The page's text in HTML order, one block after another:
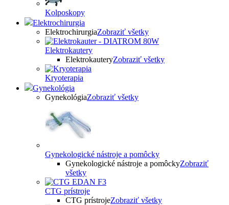
Kolposkopy
Elektrochirurgia
ElektrochirurgiaZobraziť všetky
Elektrokautery
ElektrokauteryZobraziť všetky
Kryoterapia
Gynekológia
GynekológiaZobraziť všetky
Gynekologické nástroje a pomôcky
Gynekologické nástroje a pomôckyZobraziť
všetky
CTG prístroje
CTG prístrojeZobraziť všetky